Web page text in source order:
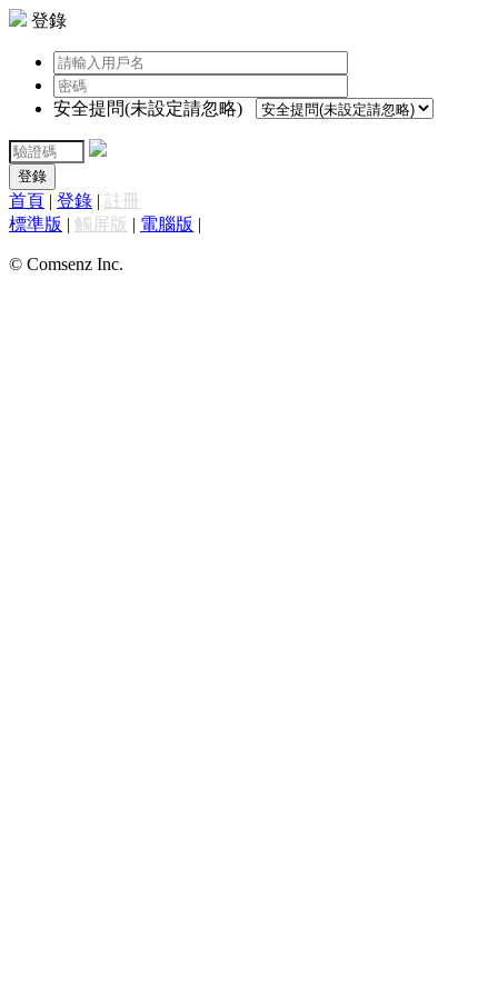
登錄
安全提問(未設定請忽略)
登錄
首頁 | 登錄 | 註冊
標準版 | 觸屏版 | 電腦版 |
© Comsenz Inc.